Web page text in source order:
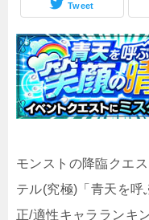
Tweet
モンストの降臨クエ
テル(究極)「青天を呼
正/適性キャラランキ